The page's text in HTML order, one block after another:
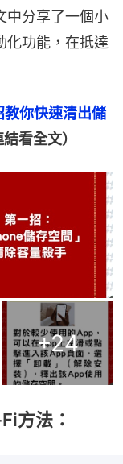
中分享了一個小
化功能，在抵達
你快速清出儲
結看全文）
+24
方法：